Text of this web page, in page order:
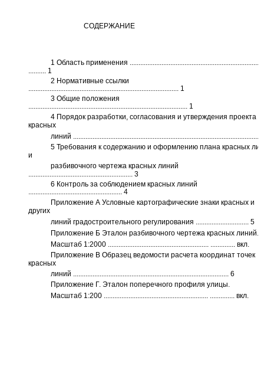
СОДЕРЖАНИЕ
1 Область применения ...........................................................................
.......... 1
2 Нормативные ссылки
..................................................................................... 1
3Общие положения
.......................................................................................... 1
4Порядок разработки, согласования и утверждения проекта
красных
линий
5Требования к содержанию и оформлению плана красных
и
разбивочного чертежа красных линий
........................................................... 3
6 Контроль за соблюдением красных линий
..................................................... 4
Приложение А Условные картографические знаки красных и
других
линий градостроительного регулирования .............................. 5
Приложение Б Эталон разбивочного чертежа красных линий.
Масштаб1:2000.........................................................
вкл.
Приложение В Образец ведомости расчета координат точек
красных
линий ........................................................................................ 6
Приложение Г. Эталон поперечного профиля улицы.
Масштаб1:200........................................................... .............. вкл.